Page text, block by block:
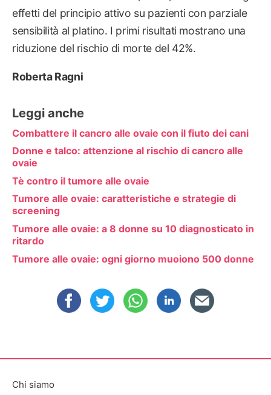
effetti del principio attivo su pazienti con parziale
sensibilità al platino. I primi risultati mostrano una
riduzione del rischio di morte del 42%.
Roberta Ragni
Leggi anche
Combattere il cancro alle ovaie con il fiuto dei cani
Donne e talco: attenzione al rischio di cancro alle
ovaie
Tè contro il tumore alle ovaie
Tumore alle ovaie: caratteristiche e strategie di
screening
Tumore alle ovaie: a 8 donne su 10 diagnosticato in
ritardo
Tumore alle ovaie: ogni giorno muoiono 500 donne
Chi siamo